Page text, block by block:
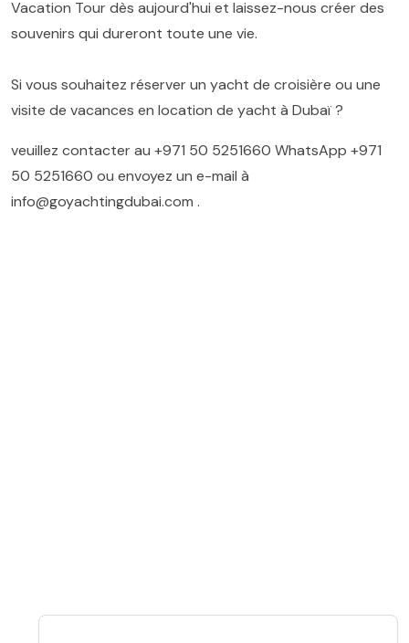
Vacation Tour dès aujourd'hui et laissez-nous créer des
souvenirs qui dureront toute une vie.
Si vous souhaitez réserver un yacht de croisière ou une
visite de vacances en location de yacht à Dubaï ?
veuillez contacter au +971 50 5251660 WhatsApp +971
50 5251660 ou envoyez un e-mail à
info@goyachtingdubai.com .